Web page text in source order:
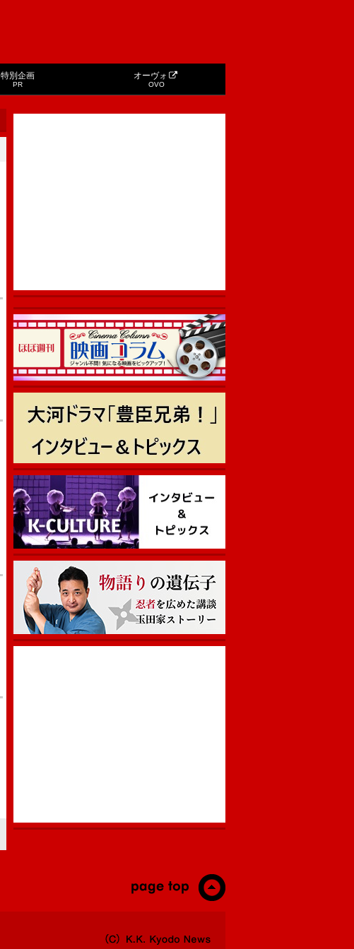
特別企画
PR
オーヴォ
OVO